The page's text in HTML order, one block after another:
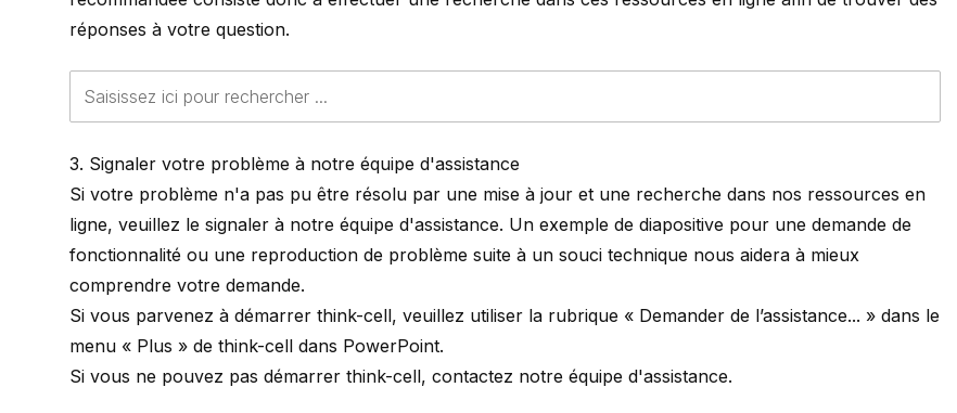
réponses à votre question.
3. Signaler votre problème à notre équipe d'assistance
Si votre problème n'a pas pu être résolu par une mise à jour et une recherche dans nos ressources en
ligne, veuillez le signaler à notre équipe d'assistance. Un exemple de diapositive pour une demande de
fonctionnalité ou une reproduction de problème suite à un souci technique nous aidera à mieux
comprendre votre demande.
Si vous parvenez à démarrer think-cell, veuillez utiliser la rubrique « Demander de l’assistance... » dans le
menu « Plus » de think-cell dans PowerPoint.
Si vous ne pouvez pas démarrer think-cell, contactez notre équipe d'assistance.